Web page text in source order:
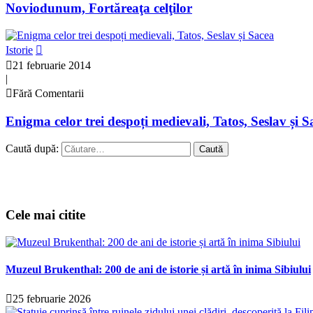
Noviodunum, Fortăreaţa celţilor
Istorie
21 februarie 2014
|
Fără Comentarii
Enigma celor trei despoți medievali, Tatos, Seslav și
Caută după:
Cele mai citite
Muzeul Brukenthal: 200 de ani de istorie și artă în inima Sibiului
25 februarie 2026